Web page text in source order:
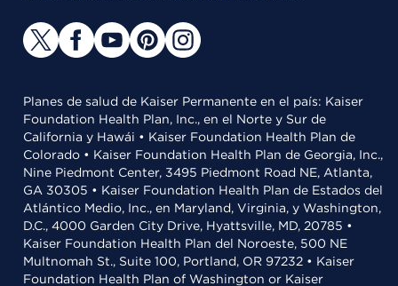
Planes de salud de Kaiser Permanente en el país: Kaiser
Foundation Health Plan, Inc., en el Norte y Sur de
California y Hawái • Kaiser Foundation Health Plan de
Colorado • Kaiser Foundation Health Plan de Georgia, Inc.,
Nine Piedmont Center, 3495 Piedmont Road NE, Atlanta,
GA 30305 • Kaiser Foundation Health Plan de Estados del
Atlántico Medio, Inc., en Maryland, Virginia, y Washington,
D.C., 4000 Garden City Drive, Hyattsville, MD, 20785 •
Kaiser Foundation Health Plan del Noroeste, 500 NE
Multnomah St., Suite 100, Portland, OR 97232 • Kaiser
Foundation Health Plan of Washington or Kaiser